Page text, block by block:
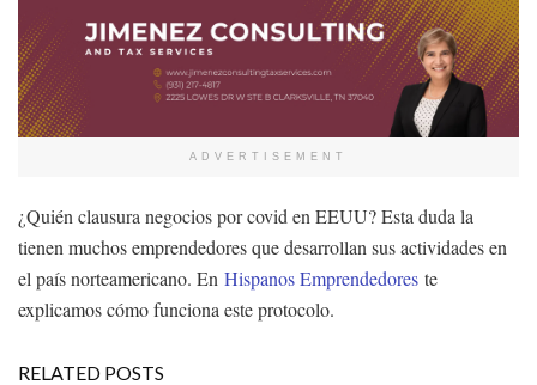
ADVERTISEMENT
¿Quién clausura negocios por covid en EEUU? Esta duda la
tienen muchos emprendedores que desarrollan sus actividades en
el país norteamericano. En Hispanos Emprendedores te
explicamos cómo funciona este protocolo.
RELATED POSTS